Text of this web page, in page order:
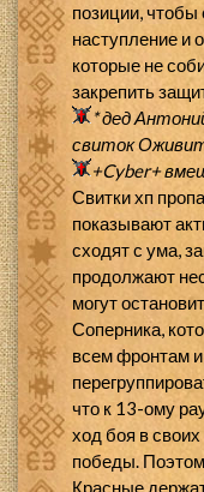
позиции,
наступление и
которые не
закрепить
* дед
свиток
+Cyber+
Свитки хп
показывают
сходят с ума,
продолжают
могут
Соперника,
всем фронтам
что к 13-ому
ход боя в
победы.
Красные